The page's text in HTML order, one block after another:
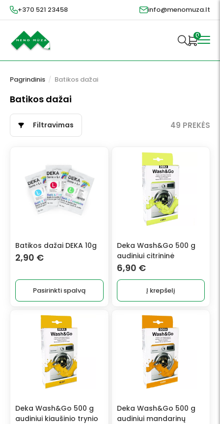
+370 521 23458 info@menomuza.lt
0
Pagrindinis / Batikos dažai
Batikos dažai
Filtravimas 49 PREKĖS
Batikos dažai DEKA 10g
2,90 €
Pasirinkti spalvą
product
has
multiple
variants.
may
be
chosen
the
product
Deka Wash&Go 500 g
audiniui citrininė
6,90 €
Į krepšelį
Deka Wash&Go 500 g
audiniui kiaušinio trynio
Deka Wash&Go 500 g
audiniui mandarinų